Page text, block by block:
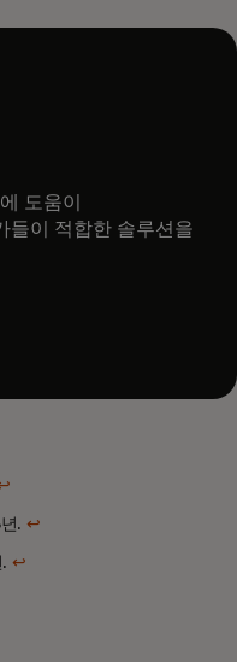
도움이
들이 적합한 솔루션을
년.↩
.↩